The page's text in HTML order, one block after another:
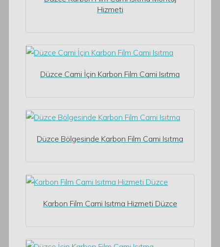
Hizmeti
Düzce Cami İçin Karbon Film Cami Isıtma
Düzce Bölgesinde Karbon Film Cami Isıtma
Karbon Film Cami Isıtma Hizmeti Düzce